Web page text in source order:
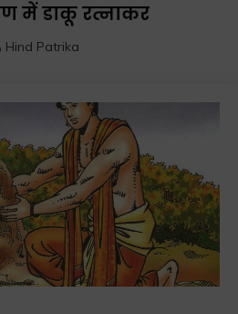
में डाकू रत्नाकर
Hind Patrika